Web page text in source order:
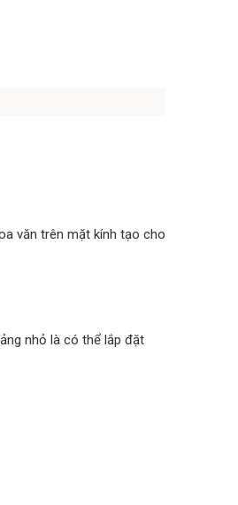
văn trên mặt kính tạo cho
nhỏ là có thể lắp đặt